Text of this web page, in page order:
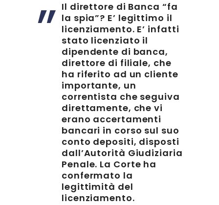
Il direttore di Banca “fa
la spia”? E’ legittimo il
licenziamento. E’ infatti
stato licenziato il
dipendente di banca,
direttore di filiale, che
ha riferito ad un cliente
importante, un
correntista che seguiva
direttamente, che vi
erano accertamenti
bancari in corso sul suo
conto depositi, disposti
dall’Autorità Giudiziaria
Penale. La Corte ha
confermato la
legittimità del
licenziamento.